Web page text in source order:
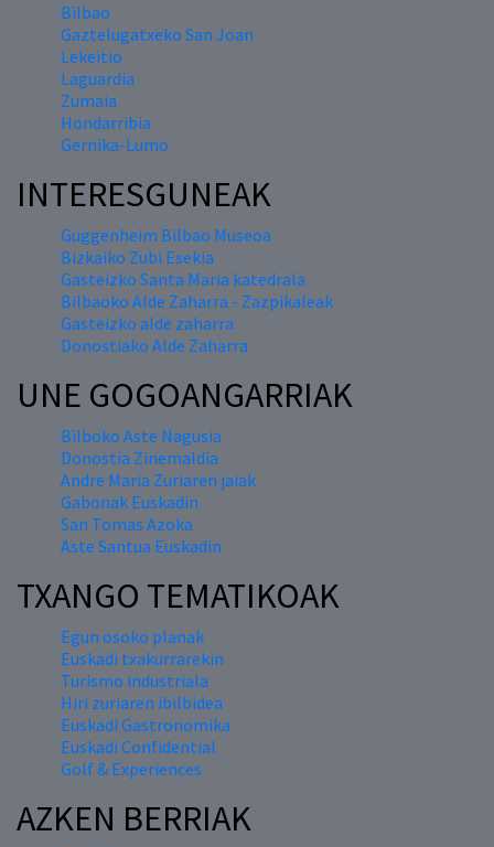
Bilbao
Gaztelugatxeko San Joan
Lekeitio
Laguardia
Zumaia
Hondarribia
Gernika-Lumo
INTERESGUNEAK
Guggenheim Bilbao Museoa
Bizkaiko Zubi Esekia
Gasteizko Santa Maria katedrala
Bilbaoko Alde Zaharra - Zazpikaleak
Gasteizko alde zaharra
Donostiako Alde Zaharra
UNE GOGOANGARRIAK
Bilboko Aste Nagusia
Donostia Zinemaldia
Andre Maria Zuriaren jaiak
Gabonak Euskadin
San Tomas Azoka
Aste Santua Euskadin
TXANGO TEMATIKOAK
Egun osoko planak
Euskadi txakurrarekin
Turismo industriala
Hiri zuriaren ibilbidea
Euskadi Gastronomika
Euskadi Confidential
Golf & Experiences
AZKEN BERRIAK